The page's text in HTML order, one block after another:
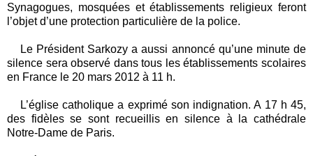
Synagogues, mosquées et établissements religieux feront
l’objet d’une protection particulière de la police.
Le Président Sarkozy a aussi annoncé qu’une minute de
silence sera observé dans tous les établissements scolaires
en France le 20 mars 2012 à 11 h.
L’église catholique a exprimé son indignation. A 17 h 45,
des fidèles se sont recueillis en silence à la cathédrale
Notre-Dame de Paris.